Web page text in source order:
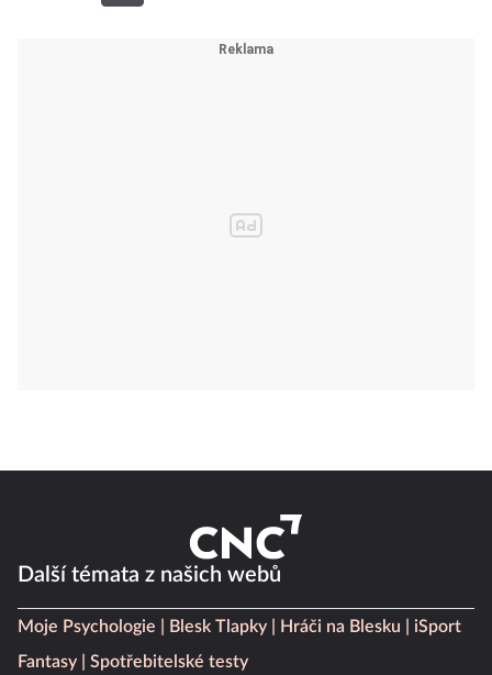
Další témata z našich webů
Moje Psychologie Blesk Tlapky Hráči na Blesku
iSport
Fantasy
Spotřebitelské testy